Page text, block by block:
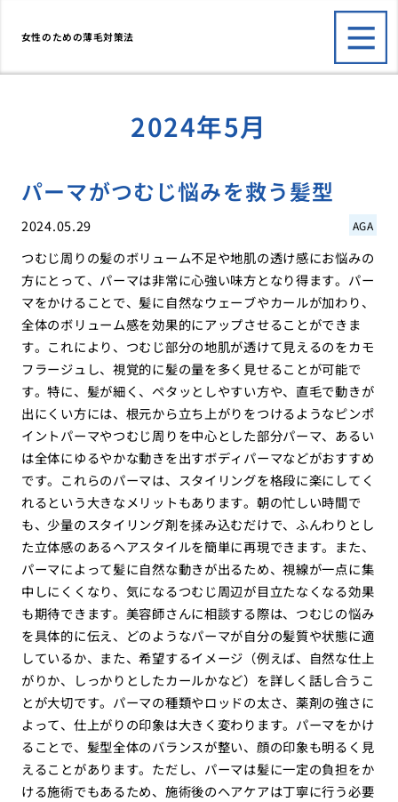
女性のための薄毛対策法
2024年5月
パーマがつむじ悩みを救う髪型
2024.05.29 AGA
つむじ周りの髪のボリューム不足や地肌の透け感にお悩みの
方にとって、パーマは非常に心強い味方となり得ます。パー
マをかけることで、髪に自然なウェーブやカールが加わり、
全体のボリューム感を効果的にアップさせることができま
す。これにより、つむじ部分の地肌が透けて見えるのをカモ
フラージュし、視覚的に髪の量を多く見せることが可能で
す。特に、髪が細く、ペタッとしやすい方や、直毛で動きが
出にくい方には、根元から立ち上がりをつけるようなピンポ
イントパーマやつむじ周りを中心とした部分パーマ、あるい
は全体にゆるやかな動きを出すボディパーマなどがおすすめ
です。これらのパーマは、スタイリングを格段に楽にしてく
れるという大きなメリットもあります。朝の忙しい時間で
も、少量のスタイリング剤を揉み込むだけで、ふんわりとし
た立体感のあるヘアスタイルを簡単に再現できます。また、
パーマによって髪に自然な動きが出るため、視線が一点に集
中しにくくなり、気になるつむじ周辺が目立たなくなる効果
も期待できます。美容師さんに相談する際は、つむじの悩み
を具体的に伝え、どのようなパーマが自分の髪質や状態に適
しているか、また、希望するイメージ（例えば、自然な仕上
がりか、しっかりとしたカールかなど）を詳しく話し合うこ
とが大切です。パーマの種類やロッドの太さ、薬剤の強さに
よって、仕上がりの印象は大きく変わります。パーマをかけ
ることで、髪型全体のバランスが整い、顔の印象も明るく見
えることがあります。ただし、パーマは髪に一定の負担をか
ける施術でもあるため、施術後のヘアケアは丁寧に行う必要